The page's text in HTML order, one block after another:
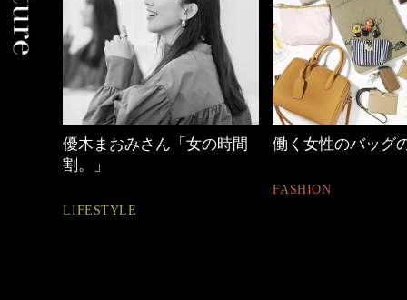
優木まおみさん「女の時間
LIFESTYLE
働く女性のバッグの中身